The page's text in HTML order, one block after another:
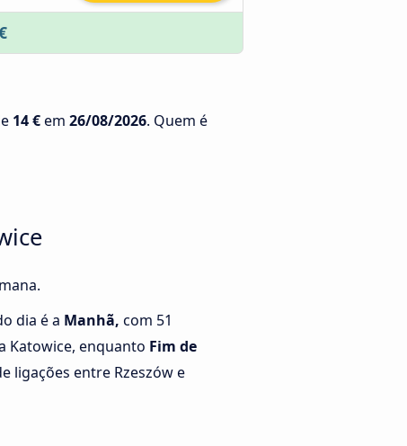
14 €em 26/08/2026. Quem é
dia é a Manhã, com 51
Katowice, enquanto Fim de
ligações entre Rzeszów e